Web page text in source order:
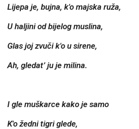
Lijepa je, bujna, k'o majska ruža,
U haljini od bijelog muslina,
Glas joj zvuči k'o u sirene,
Ah, gledat’ ju je milina.
I gle muškarce kako je samo
K'o žedni tigri glede,